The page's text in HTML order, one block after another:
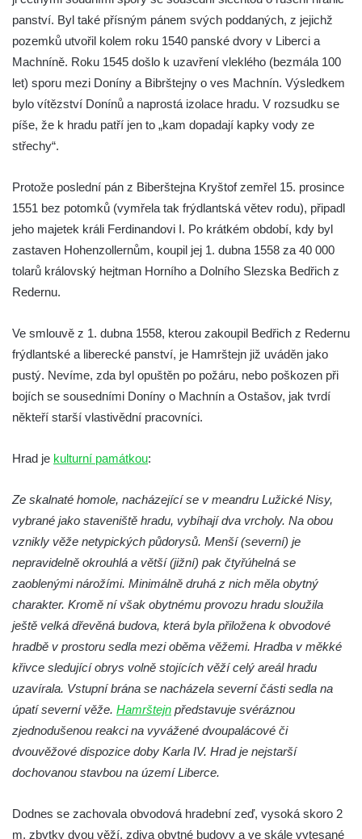
panství. Byl také přísným pánem svých poddaných, z jejichž
pozemků utvořil kolem roku 1540 panské dvory v Liberci a
Machníně. Roku 1545 došlo k uzavření vleklého (bezmála 100
let) sporu mezi Doníny a Bibrštejny o ves Machnín. Výsledkem
bylo vítězství Donínů a naprostá izolace hradu. V rozsudku se
píše, že k hradu patří jen to „kam dopadají kapky vody ze
střechy“.
Protože poslední pán z Biberštejna Kryštof zemřel 15. prosince
1551 bez potomků (vymřela tak frýdlantská větev rodu), připadl
jeho majetek králi Ferdinandovi I. Po krátkém období, kdy byl
zastaven Hohenzollernům, koupil jej 1. dubna 1558 za 40 000
tolarů královský hejtman Horního a Dolního Slezska Bedřich z
Redernu.
Ve smlouvě z 1. dubna 1558, kterou zakoupil Bedřich z Redernu
frýdlantské a liberecké panství, je Hamrštejn již uváděn jako
pustý. Nevíme, zda byl opuštěn po požáru, nebo poškozen při
bojích se sousedními Doníny o Machnín a Ostašov, jak tvrdí
někteří starší vlastivědní pracovníci.
Hrad je kulturní památkou:
Ze skalnaté homole, nacházející se v meandru Lužické Nisy,
vybrané jako staveniště hradu, vybíhají dva vrcholy. Na obou
vznikly věže netypických půdorysů. Menší (severní) je
nepravidelně okrouhlá a větší (jižní) pak čtyřúhelná se
zaoblenými nárožími. Minimálně druhá z nich měla obytný
charakter. Kromě ní však obytnému provozu hradu sloužila
ještě velká dřevěná budova, která byla přiložena k obvodové
hradbě v prostoru sedla mezi oběma věžemi. Hradba v měkké
křivce sledující obrys volně stojících věží celý areál hradu
uzavírala. Vstupní brána se nacházela severní části sedla na
úpatí severní věže. Hamrštejn představuje svéráznou
zjednodušenou reakci na vyvážené dvoupalácové či
dvouvěžové dispozice doby Karla IV. Hrad je nejstarší
dochovanou stavbou na území Liberce.
Dodnes se zachovala obvodová hradební zeď, vysoká skoro 2
m, zbytky dvou věží, zdiva obytné budovy a ve skále vytesané